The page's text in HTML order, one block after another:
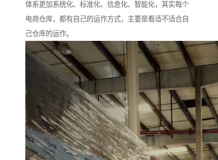
体系更加系统化、标准化、信息化、智能化，其实每个
电商仓库，都有自己的运作方式，主要是看适不适合自
己仓库的运作。